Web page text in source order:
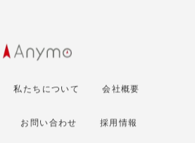
私たちについて 会社概要
お問い合わせ 採用情報